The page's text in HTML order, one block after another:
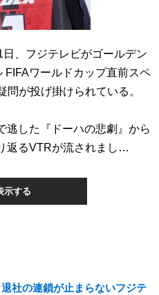
、フジテレビがゴールデン
FIFAワールドカップ直前スペ
が投げ掛けられている。
逃した『ドーハの悲劇』から
返るVTRが流されまし…
示する
社の連鎖が止まらないフジテ